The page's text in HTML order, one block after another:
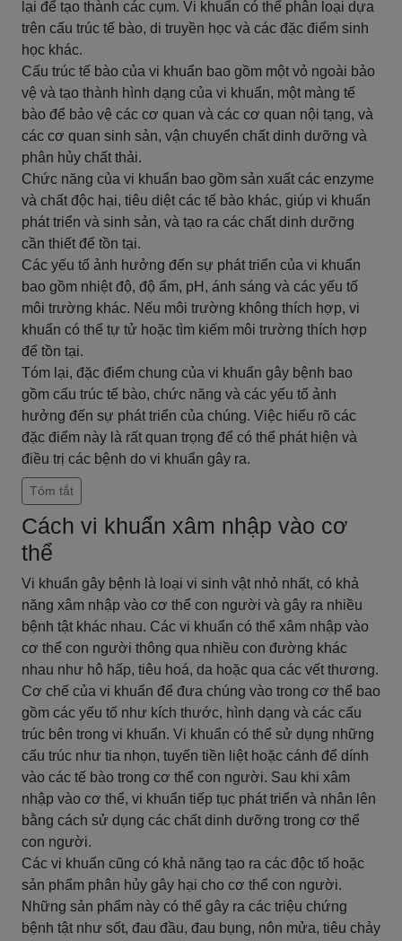
lại để tạo thành các cụm. Vi khuẩn có thể phân loại dựa
trên cấu trúc tế bào, di truyền học và các đặc điểm sinh
học khác.
Cấu trúc tế bào của vi khuẩn bao gồm một vỏ ngoài bảo
vệ và tạo thành hình dạng của vi khuẩn, một màng tế
bào để bảo vệ các cơ quan và các cơ quan nội tạng, và
các cơ quan sinh sản, vận chuyển chất dinh dưỡng và
phân hủy chất thải.
Chức năng của vi khuẩn bao gồm sản xuất các enzyme
và chất độc hại, tiêu diệt các tế bào khác, giúp vi khuẩn
phát triển và sinh sản, và tạo ra các chất dinh dưỡng
cần thiết để tồn tại.
Các yếu tố ảnh hưởng đến sự phát triển của vi khuẩn
bao gồm nhiệt độ, độ ẩm, pH, ánh sáng và các yếu tố
môi trường khác. Nếu môi trường không thích hợp, vi
khuẩn có thể tự tử hoặc tìm kiếm môi trường thích hợp
để tồn tại.
Tóm lại, đặc điểm chung của vi khuẩn gây bệnh bao
gồm cấu trúc tế bào, chức năng và các yếu tố ảnh
hưởng đến sự phát triển của chúng. Việc hiểu rõ các
đặc điểm này là rất quan trọng để có thể phát hiện và
điều trị các bệnh do vi khuẩn gây ra.
Tóm tắt
Cách vi khuẩn xâm nhập vào cơ
thể
Vi khuẩn gây bệnh là loại vi sinh vật nhỏ nhất, có khả
năng xâm nhập vào cơ thể con người và gây ra nhiều
bệnh tật khác nhau. Các vi khuẩn có thể xâm nhập vào
cơ thể con người thông qua nhiều con đường khác
nhau như hô hấp, tiêu hoá, da hoặc qua các vết thương.
Cơ chế của vi khuẩn để đưa chúng vào trong cơ thể bao
gồm các yếu tố như kích thước, hình dạng và các cấu
trúc bên trong vi khuẩn. Vi khuẩn có thể sử dụng những
cấu trúc như tia nhọn, tuyến tiền liệt hoặc cánh để dính
vào các tế bào trong cơ thể con người. Sau khi xâm
nhập vào cơ thể, vi khuẩn tiếp tục phát triển và nhân lên
bằng cách sử dụng các chất dinh dưỡng trong cơ thể
con người.
Các vi khuẩn cũng có khả năng tạo ra các độc tố hoặc
sản phẩm phân hủy gây hại cho cơ thể con người.
Những sản phẩm này có thể gây ra các triệu chứng
bệnh tật như sốt, đau đầu, đau bụng, nôn mửa, tiêu chảy